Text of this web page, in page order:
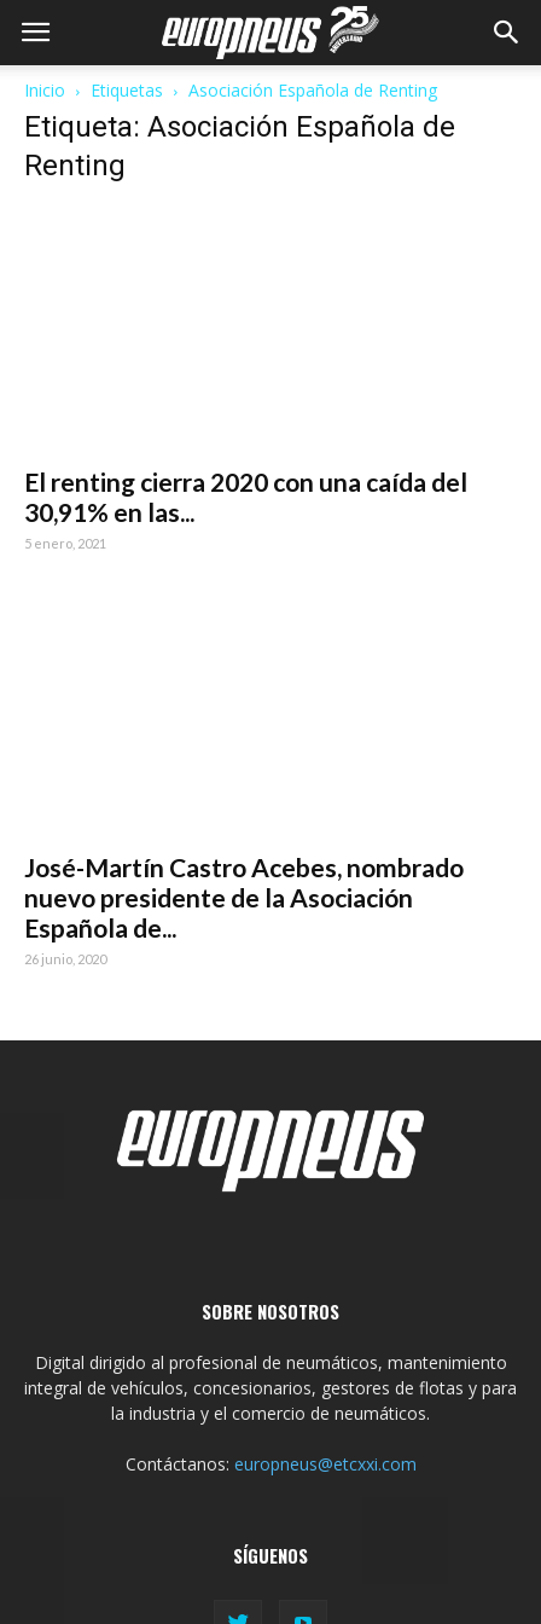
Inicio Etiquetas Asociación Española de Renting
Etiqueta: Asociación Española de
Renting
El renting cierra 2020 con una caída del
30,91% en las...
5 enero, 2021
José-Martín Castro Acebes, nombrado
nuevo presidente de la Asociación
Española de...
26 junio, 2020
SOBRE NOSOTROS
Digital dirigido al profesional de neumáticos, mantenimiento
integral de vehículos, concesionarios, gestores de flotas y para
la industria y el comercio de neumáticos.
Contáctanos: europneus@etcxxi.com
SÍGUENOS